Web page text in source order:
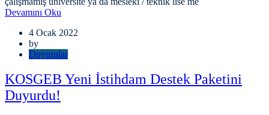
Devamını Oku
4 Ocak 2022
by
Duyurular
KOSGEB Yeni İstihdam Destek Paketini
Duyurdu!